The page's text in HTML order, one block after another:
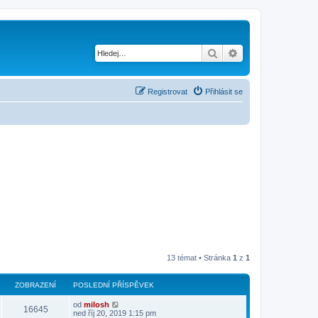
Hledat
Přihlásit se
Registrovat
13 témat • Stránka 1 z 1
ZOBRAZENÍ POSLEDNÍ PŘÍSPĚVEK
16645 od milosh
ned říj 20, 2019 1:15 pm